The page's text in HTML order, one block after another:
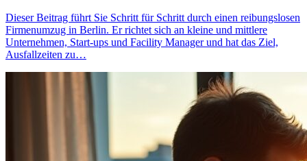
Dieser Beitrag führt Sie Schritt für Schritt durch einen reibungslosen
Firmenumzug in Berlin. Er richtet sich an kleine und mittlere
Unternehmen, Start-ups und Facility Manager und hat das Ziel,
Ausfallzeiten zu…